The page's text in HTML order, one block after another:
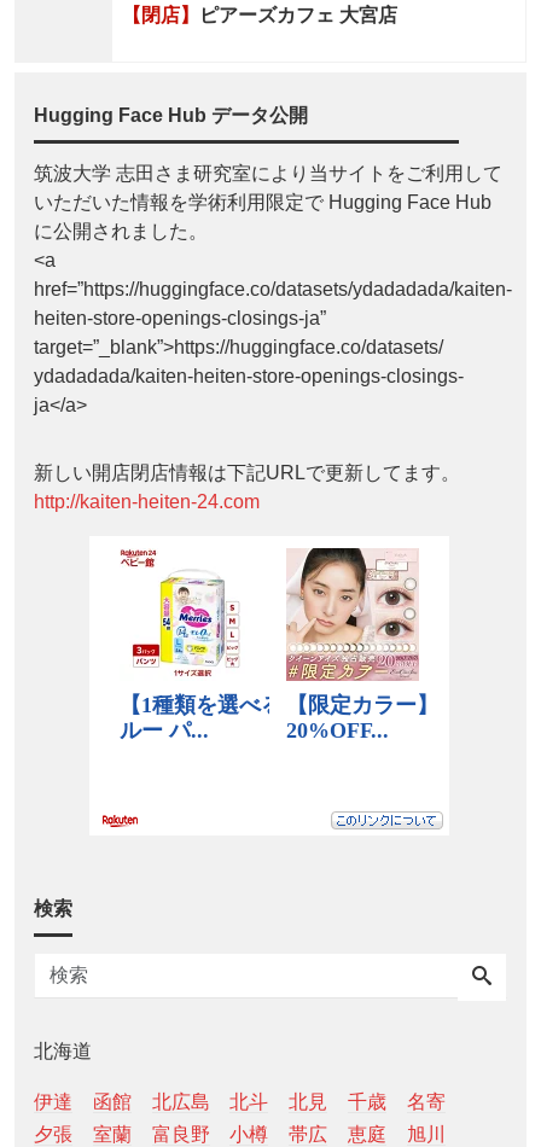
【閉店】 ピアーズカフェ 大宮店
Hugging Face Hub データ公開
筑波大学 志田さま研究室により当サイトをご利用して
いただいた情報を学術利用限定で Hugging Face Hub
に公開されました。
<a
href=”https://huggingface.co/datasets/ydadadada/kaiten-
heiten-store-openings-closings-ja”
target=”_blank”>https://huggingface.co/datasets/
ydadadada/kaiten-heiten-store-openings-closings-
ja</a>
新しい開店閉店情報は下記URLで更新してます。
http://kaiten-heiten-24.com
検索
北海道
伊達 函館 北広島 北斗 北見 千歳
名寄
夕張
室蘭 富良野 小樽 帯広 恵庭
旭川